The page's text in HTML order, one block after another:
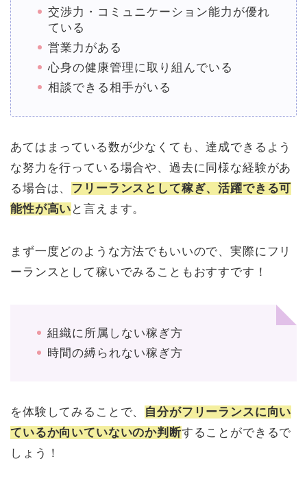
交渉力・コミュニケーション能力が優れ
ている
営業力がある
心身の健康管理に取り組んでいる
相談できる相手がいる
あてはまっている数が少なくても、達成できるよう
な努力を行っている場合や、過去に同様な経験があ
る場合は、 フリーランスとして稼ぎ、活躍できる可
能性が高い と言えます。
まず一度どのような方法でもいいので、実際にフリ
ーランスとして稼いでみることもおすすです！
組織に所属しない稼ぎ方
時間の縛られない稼ぎ方
を体験してみることで、 自分がフリーランスに向い
ているか向いていないのか判断することができるで
しょう！